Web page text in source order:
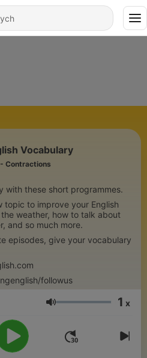
Vocabulary
Contractions
with these short programmes.
topic to improve your English
weather, how to talk about
and so much more.
episodes, give your vocabulary
learningenglish/followus
Głośność 1 x